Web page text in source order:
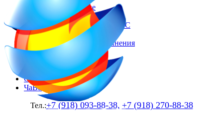
Трубы Газовые
Фитинг ПЭ
Цокольные вводы/НСПС
Краны шаровые
Изолирующие соединения
Контакты
Доставка и оплата
Статьи
ЧаВо
Тел.:+7 (918) 093-88-38, +7 (918) 270-88-38